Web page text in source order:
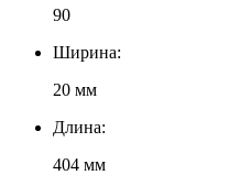
90
Ширина:
20 мм
Длина:
404 мм